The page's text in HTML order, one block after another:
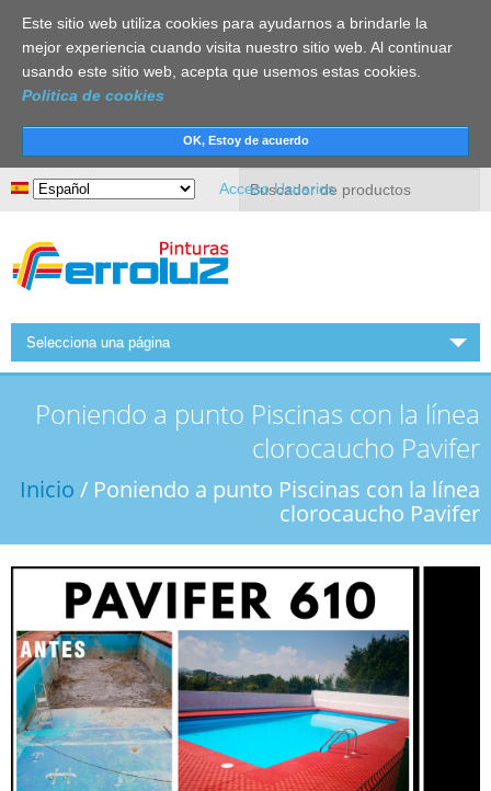
Este sitio web utiliza cookies para ayudarnos a brindarle la
mejor experiencia cuando visita nuestro sitio web. Al continuar
usando este sitio web, acepta que usemos estas cookies.
Politica de cookies
Buscar
Acceso Usuarios
Selecciona una página
CONTACTO
DESCARGAS
Poniendo a punto Piscinas con la línea
clorocaucho Pavifer
Inicio / Poniendo a punto Piscinas con la línea
clorocaucho Pavifer